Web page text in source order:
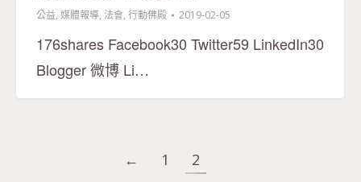
公益, 媒體報導, 法會, 行動佛殿 2019-02-05
176shares Facebook30 Twitter59 LinkedIn30
Blogger 微博 Li…
← 1 2